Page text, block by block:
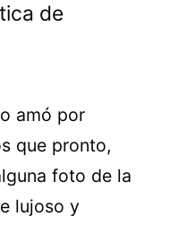
de
amó por
que pronto,
foto de la
lujoso y